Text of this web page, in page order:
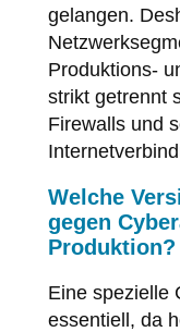
gelangen.
Produktions-
strikt getrennt
Firewalls und
Welche
gegen
Produktion?
Eine spezielle
essentiell, da